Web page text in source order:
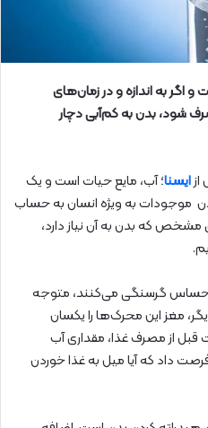
اگر به اندازه و در زمان‌های
شود، بدن به کم‌آبی دچار
ایسنا؛ آب، مایع حیات است و یک
موجودات به ویژه انسان به حساب
مشخص که بدن به آن نیاز دارد،
گرسنگی می‌کنند، متوجه
مغز این محرک‌ها را یکسان
از مصرف غذا، مقداری آب
داد که آیا میل به غذا خوردن